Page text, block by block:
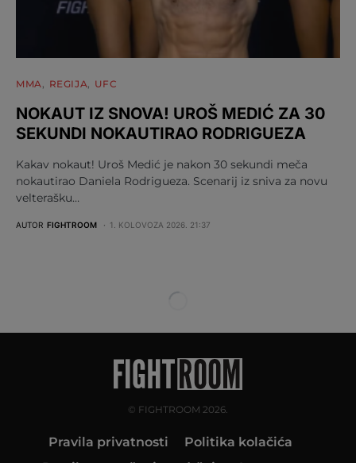
MMA REGIJA UFC
NOKAUT IZ SNOVA! UROŠ MEDIĆ ZA 30
SEKUNDI NOKAUTIRAO RODRIGUEZA
Kakav nokaut! Uroš Medić je nakon 30 sekundi meča
nokautirao Daniela Rodrigueza. Scenarij iz sniva za novu
velterašku…
AUTOR FIGHTROOM 1. KOLOVOZA 2026. 21:37
© FIGHTROOM 2026.
Pravila privatnosti
Politika kolačića